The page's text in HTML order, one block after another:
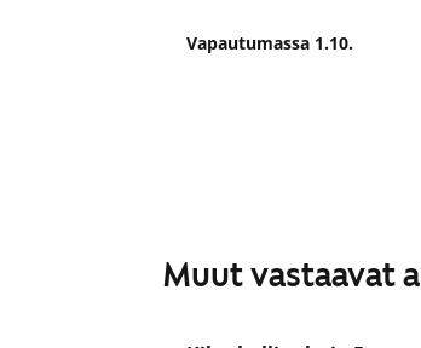
Vapautumassa 1.10.
Muut vastaavat